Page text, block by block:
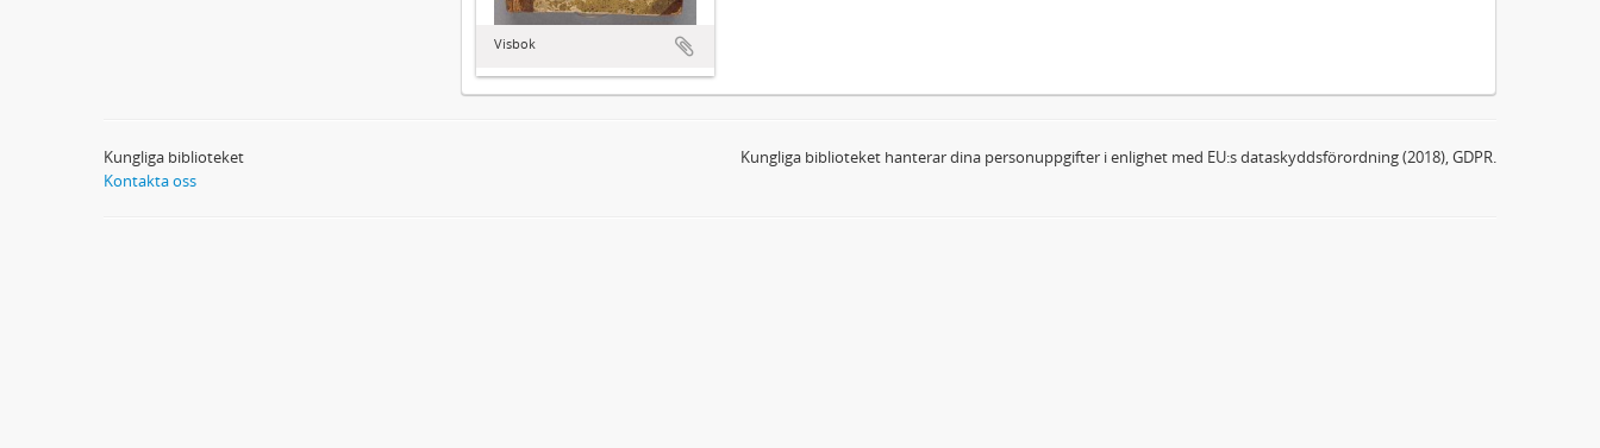
Visbok
Kungliga biblioteket
Kontakta oss
Kungliga biblioteket hanterar dina personuppgifter i enlighet med EU:s dataskyddsförordning (2018), GDPR.